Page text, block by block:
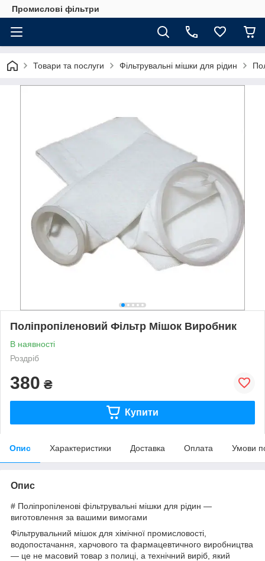
Промислові фільтри
Товари та послуги Фільтрувальні мішки для рідин
Поліпропіленовий Фільтр Мішок Виробник
В наявності
Роздріб
380 ₴
Купити
Опис Характеристики Доставка Оплата Умови
Опис
# Поліпропіленові фільтрувальні мішки для рідин —
виготовлення за вашими вимогами
Фільтрувальний мішок для хімічної промисловості,
водопостачання, харчового та фармацевтичного виробництва
— це не масовий товар з полиці, а технічний виріб, який